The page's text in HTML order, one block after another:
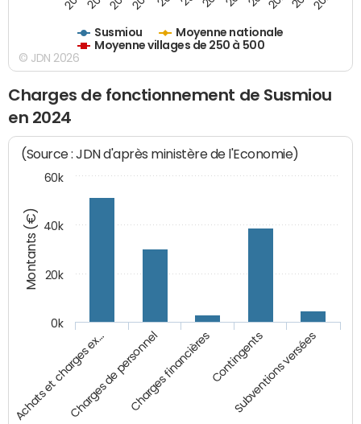
Susmiou
Moyenne nationale
Moyenne villages de 250 à 500
© JDN 2026
Charges de fonctionnement de Susmiou
en 2024
Montants (€)
(Source : JDN d'après ministère de l'Economie)
Achats et charges ex…Charges de personnelCharges financièresContingents
Subventions versées
0k
20k
40k
60k